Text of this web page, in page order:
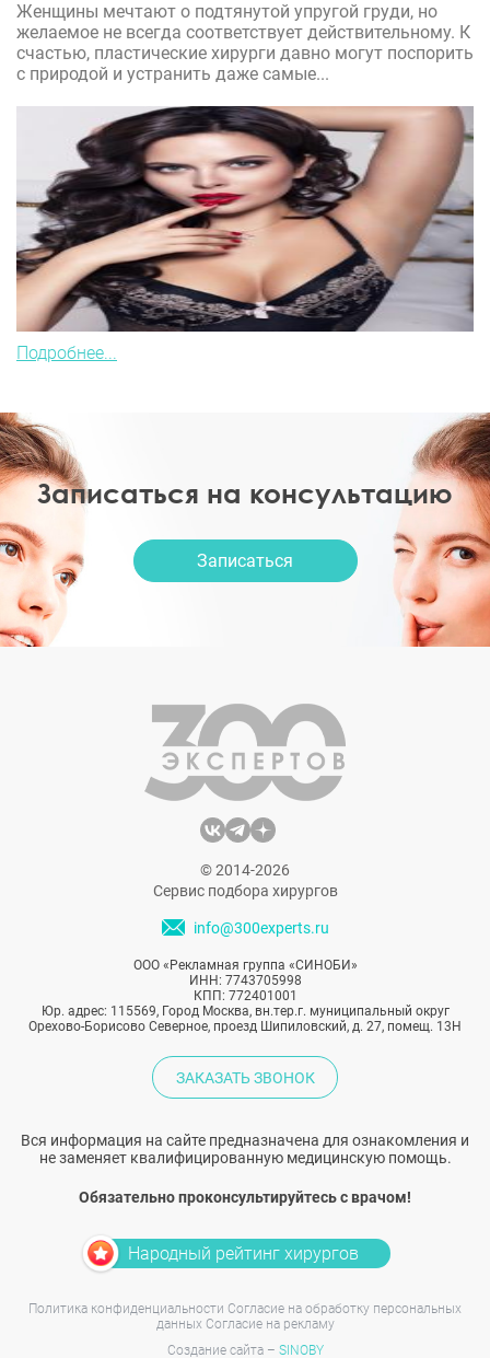
Женщины мечтают о подтянутой упругой груди, но
желаемое не всегда соответствует действительному. К
счастью, пластические хирурги давно могут поспорить
с природой и устранить даже самые...
Подробнее...
Записаться на консультацию
Записаться
© 2014-2026
Сервис подбора хирургов
info@300experts.ru
ООО «Рекламная группа «СИНОБИ»
ИНН: 7743705998
КПП: 772401001
Юр. адрес: 115569, Город Москва, вн.тер.г. муниципальный округ
Орехово-Борисово Северное, проезд Шипиловский, д. 27, помещ. 13Н
ЗАКАЗАТЬ ЗВОНОК
Вся информация на сайте предназначена для ознакомления и
не заменяет квалифицированную медицинскую помощь.
Обязательно проконсультируйтесь с врачом!
Народный рейтинг хирургов
Политика конфиденциальности Согласие на обработку персональных
данных Согласие на рекламу
Создание сайта – SINOBY